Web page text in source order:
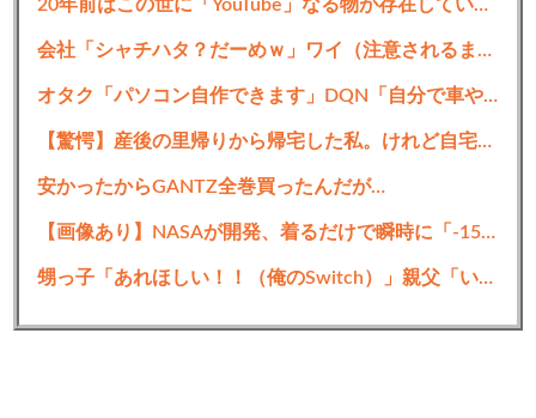
20年前はこの世に「YouTube」なる物が存在していなかったという事実
会社「シャチハタ？だーめｗ」ワイ（注意されるまでシャチハタ使ったろｗ）→8年後ｗｗｗｗｗｗｗｗ
オタク「パソコン自作できます」DQN「自分で車やバイクいじれます」
【驚愕】産後の里帰りから帰宅した私。けれど自宅には予想もしない人物が住み着いており……義父「お!嫁ちゃんお疲れ!俺もしばらく厄介になるよ」ギャンブル中毒&借金まみれな義父だった!
安かったからGANTZ全巻買ったんだが…
【画像あり】NASAが開発、着るだけで瞬時に「-15℃冷却」する冷感ポンチョ3,980円！
甥っ子「あれほしい！！（俺のSwitch）」親父「いいよおじちゃんからもらってきな！それいけー！！」